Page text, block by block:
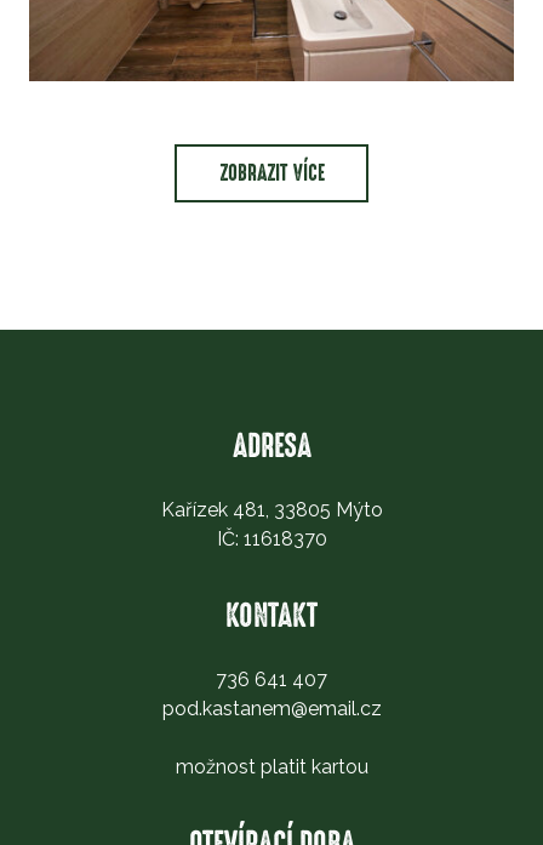
ZOBRAZIT VÍCE
ADRESA
Kařízek 481, 33805 Mýto
IČ: 11618370
KONTAKT
736 641 407
pod.kastanem@email.cz
možnost platit kartou